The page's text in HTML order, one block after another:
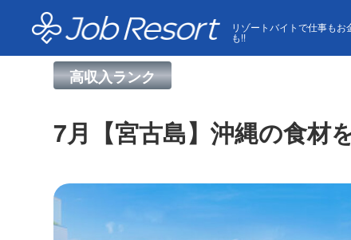
リゾートバイトで仕事もお
も!!
HOME 求人一覧
高収入ランク
7月【宮古島】沖縄の食材